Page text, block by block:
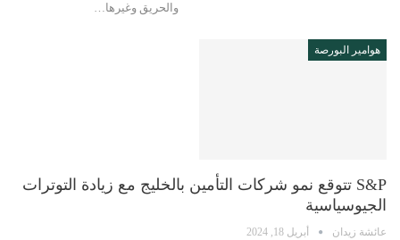
والحريق وغيرها…
هوامير البورصة
S&P تتوقع نمو شركات التأمين بالخليج مع زيادة التوترات
الجيوسياسية
عائشة زيدان أبريل 18, 2024